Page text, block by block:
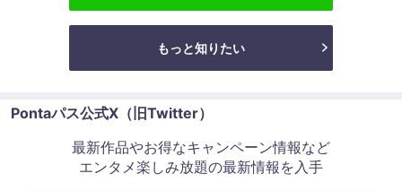
もっと知りたい
Pontaパス公式X（旧Twitter）
最新作品やお得なキャンペーン情報など
エンタメ楽しみ放題の最新情報を入手